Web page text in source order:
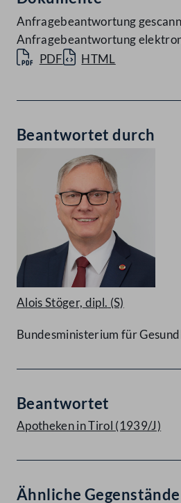
Anfragebeantwortung
Anfragebeantwortung
PDF
HTML
Beantwortet durch
Alois Stöger, dipl. (S)
Bundesministerium für
Beantwortet
Apotheken in Tirol (1939/J)
Ähnliche Gegenstände